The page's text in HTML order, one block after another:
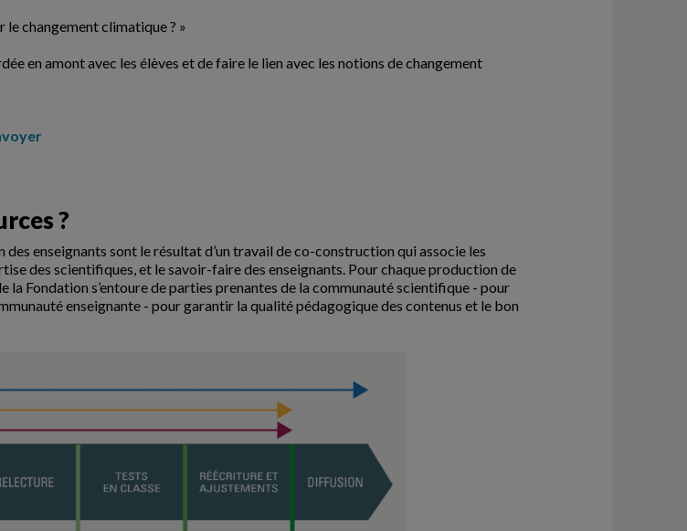
le changement climatique ? »
en amont avec les élèves et de faire le lien avec les notions de changement
?
enseignants sont le résultat d’un travail de co-construction qui associe les
des scientifiques, et le savoir-faire des enseignants. Pour chaque production de
la Fondation s’entoure de parties prenantes de la communauté scientifique - pour
enseignante - pour garantir la qualité pédagogique des contenus et le bon